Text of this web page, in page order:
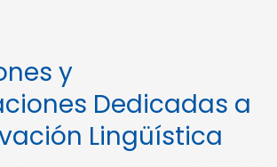
y
Dedicadas a
Lingüística